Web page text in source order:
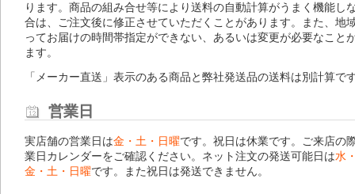
ります。商品の組み合せ等により送料の自動計算がうまく機能し
合は、ご注文後に修正させていただくことがあります。また、地
ってお届けの時間帯指定ができない、あるいは変更が必要なこと
ます。
「メーカー直送」表示のある商品と弊社発送品の送料は別計算で
営業日
実店舗の営業日は金・土・日曜です。祝日は休業です。ご来店の
業日カレンダーをご確認ください。ネット注文の発送可能日は水
金・土・日曜です。また祝日は発送できません。